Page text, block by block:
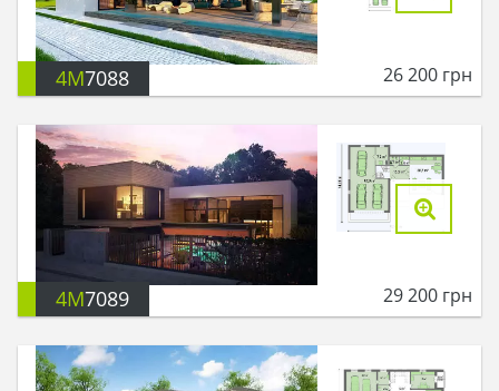
4M7088 26 200 грн
4M7089 29 200 грн